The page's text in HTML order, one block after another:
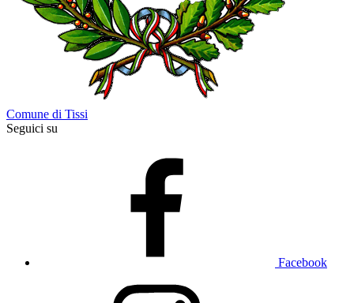
Comune di Tissi
Seguici su
Facebook